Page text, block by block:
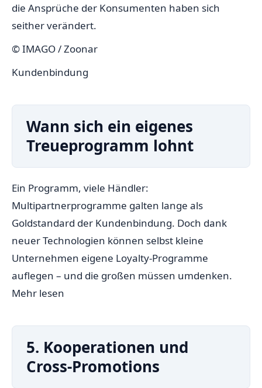
© IMAGO / Zoonar
Kundenbindung
Wann sich ein eigenes
Treueprogramm lohnt
Ein Programm, viele Händler:
Multipartnerprogramme galten lange als
Goldstandard der Kundenbindung. Doch dank
neuer Technologien können selbst kleine
Unternehmen eigene Loyalty-Programme
auflegen – und die großen müssen umdenken.
Mehr lesen
5. Kooperationen und
Cross-Promotions